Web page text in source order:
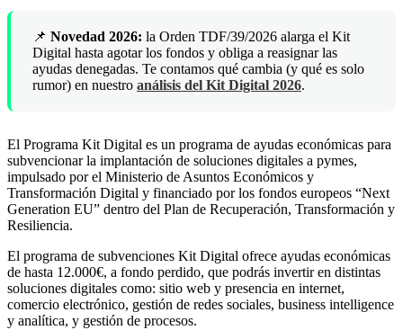
📌 Novedad 2026: la Orden TDF/39/2026 alarga el Kit
Digital hasta agotar los fondos y obliga a reasignar las
ayudas denegadas. Te contamos qué cambia (y qué es solo
rumor) en nuestro análisis del Kit Digital 2026.
El Programa Kit Digital es un programa de ayudas económicas para
subvencionar la implantación de soluciones digitales a pymes,
impulsado por el Ministerio de Asuntos Económicos y
Transformación Digital y financiado por los fondos europeos “Next
Generation EU” dentro del Plan de Recuperación, Transformación y
Resiliencia.
El programa de subvenciones Kit Digital ofrece ayudas económicas
de hasta 12.000€, a fondo perdido, que podrás invertir en distintas
soluciones digitales como: sitio web y presencia en internet,
comercio electrónico, gestión de redes sociales, business intelligence
y analítica, y gestión de procesos.